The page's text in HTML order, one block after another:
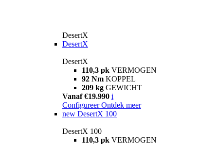
DesertX
DesertX
DesertX
110,3 pk VERMOGEN
92 Nm KOPPEL
209 kg GEWICHT
Vanaf €19.990 i
Configureer Ontdek meer
new DesertX 100
DesertX 100
110,3 pk VERMOGEN